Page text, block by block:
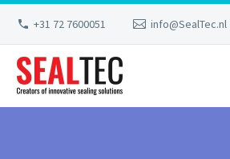
+31 72 7600051 info@SealTec.nl